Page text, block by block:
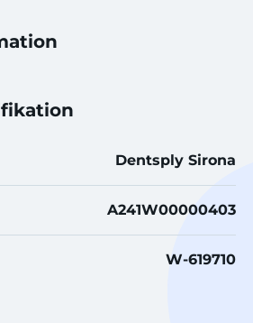
Dentsply Sirona
A241W00000403
W-619710